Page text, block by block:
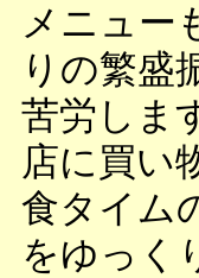
メニュー
りの繁盛
苦労しま
店に買い
食タイム
をゆっく